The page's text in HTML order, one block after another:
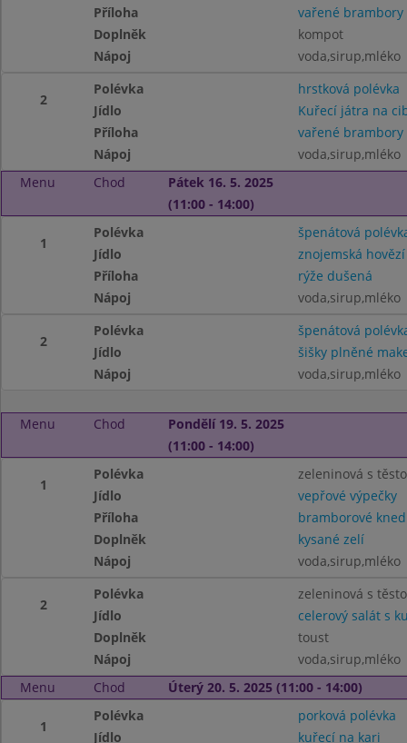
Příloha
vařené brambory
Doplněk
kompot
Nápoj
voda,sirup,mléko
2
Polévka
hrstková polévka
Jídlo
Kuřecí játra na
Příloha
vařené brambory
Nápoj
voda,sirup,mléko
Menu
Chod
Pátek 16. 5. 2025
(11:00 - 14:00)
1
Polévka
špenátová
Jídlo
znojemská
Příloha
rýže dušená
Nápoj
voda,sirup,mléko
2
Polévka
špenátová
Jídlo
šišky plněné
Nápoj
voda,sirup,mléko
Menu Chod
Pondělí 19. 5. 2025
(11:00 - 14:00)
1
Polévka
zeleninová s
Jídlo
vepřové výpečky
Příloha
bramborové
Doplněk
kysané zelí
Nápoj
voda,sirup,mléko
2
Polévka
zeleninová s
Jídlo
celerový salát s
Doplněk
toust
Nápoj
voda,sirup,mléko
Menu
Chod Úterý 20. 5. 2025 (11:00 - 14:00)
1
Polévka
porková polévka
Jídlo
kuřecí na kari